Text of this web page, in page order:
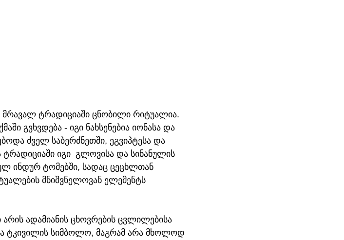
მრავალ ტრადიციაში ცნობილი რიტუალია.
გვხვდება - იგი ნახსენებია იონასა და
ძველ საბერძნეთში, ეგვიპტესა და
იგი  გლოვისა და სინანულის
ინდურ ტომებში, სადაც ცეცხლთან
მნიშვნელოვან ელემენტს
ადამიანის ცხოვრების ცვლილებისა
ტკივილის სიმბოლო, მაგრამ არა მხოლოდ